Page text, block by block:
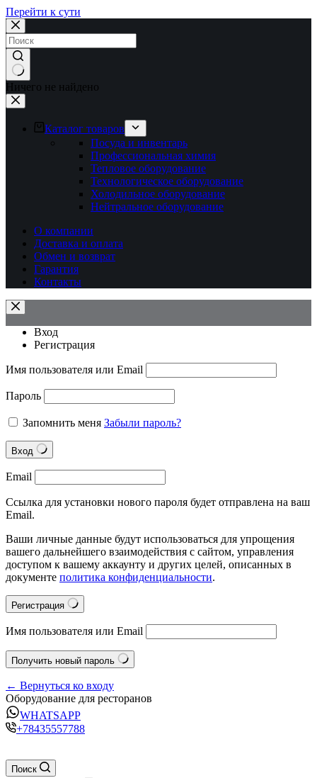
Перейти к сути
Ничего не найдено
Каталог товаров
Посуда и инвентарь
Профессиональная химия
Тепловое оборудование
Технологическое оборудование
Холодильное оборудование
Нейтральное оборудование
О компании
Доставка и оплата
Обмен и возврат
Гарантия
Контакты
Вход
Регистрация
Имя пользователя или Email
Пароль
Запомнить меня Забыли пароль?
Вход
Email
Ссылка для установки нового пароля будет отправлена на ваш
Email.
Ваши личные данные будут использоваться для упрощения
вашего дальнейшего взаимодействия с сайтом, управления
доступом к вашему аккаунту и других целей, описанных в
документе политика конфиденциальности.
Регистрация
Имя пользователя или Email
Получить новый пароль
← Вернуться ко входу
Оборудование для ресторанов
WHATSAPP
+78435557788
Поиск